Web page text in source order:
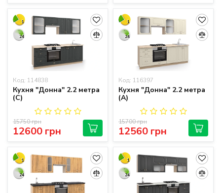
1
24
Код: 114838
Кухня "Донна" 2.2 метра
(C)
12600 грн
15750 грн
1
24
Код: 116397
Кухня "Донна" 2.2 метра
(А)
12560 грн
15700 грн
1
24
1
24